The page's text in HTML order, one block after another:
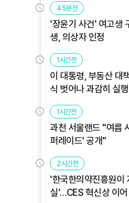
45분전
'장윤기 사건' 여고생
생, 의상자 인정
1시간전
이 대통령, 부동산 대
식 벗어나 과감히 실
1시간전
과천 서울랜드 "여름
퍼레이드' 공개"
2시간전
'한국한의약진흥원이
실'…CES 혁신상 이